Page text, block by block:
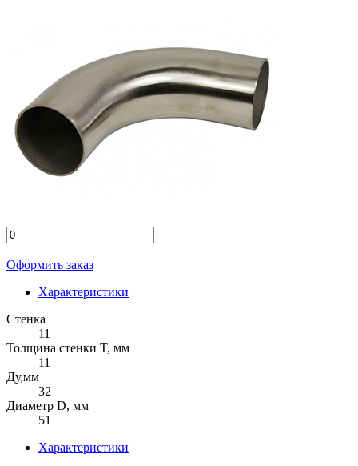
Оформить заказ
Характеристики
Стенка
11
Толщина стенки T, мм
11
Ду,мм
32
Диаметр D, мм
51
Характеристики